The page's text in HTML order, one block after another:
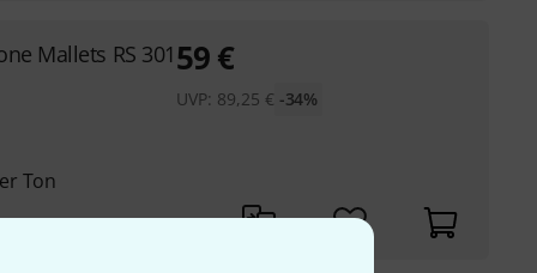
Mallets RS 301
Ton
59€
UVP: 89,25 € -34%